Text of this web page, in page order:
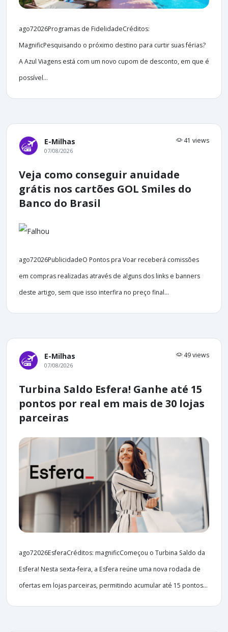
ago72026Programas de FidelidadeCréditos:
MagnificPesquisando o próximo destino para curtir suas férias?
A Azul Viagens está com um novo cupom de desconto, em que é
possível...
E-Milhas 41 views
07/08/2026
Veja como conseguir anuidade
grátis nos cartões GOL Smiles do
Banco do Brasil
ago72026PublicidadeO Pontos pra Voar receberá comissões
em compras realizadas através de alguns dos links e banners
deste artigo, sem que isso interfira no preço final...
E-Milhas 49 views
07/08/2026
Turbina Saldo Esfera! Ganhe até 15
pontos por real em mais de 30 lojas
parceiras
ago72026EsferaCréditos: magnificComeçou o Turbina Saldo da
Esfera! Nesta sexta-feira, a Esfera reúne uma nova rodada de
ofertas em lojas parceiras, permitindo acumular até 15 pontos...